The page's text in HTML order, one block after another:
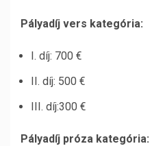
Pályadíj vers kategória:
I. díj: 700 €
II. díj: 500 €
III. díj:300 €
Pályadíj próza kategória: